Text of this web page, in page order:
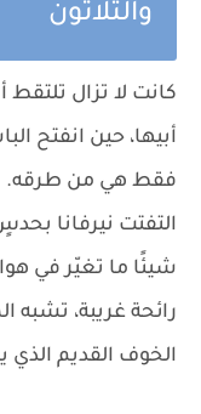
والثلاثون
كانت لا تزال
أبيها، حين انفتح
فقط هي من طرقه.
التفتت نيرفانا
شيئًا ما تغيّر في
رائحة غريبة، تشبه
الخوف القديم الذي